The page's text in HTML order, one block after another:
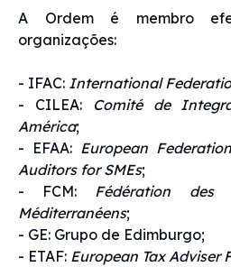
A Ordem é membro
organizações:
- IFAC: International
- CILEA:
Comité de
América;
- EFAA: European
Auditors for SMEs;
- FCM: Fédération des
Méditerranéens;
- GE: Grupo de Edimburgo;
- ETAF: European Tax Adviser